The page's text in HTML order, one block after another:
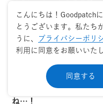
──学べる内容だけでな
がされているからこその
ね。参加された方の感
Instagramでよく拝見し
ね…！
こんにちは！Goodpatch
とうございます。私たち
うに、
プライバシーポリ
利用に同意をお願いいた
同意する